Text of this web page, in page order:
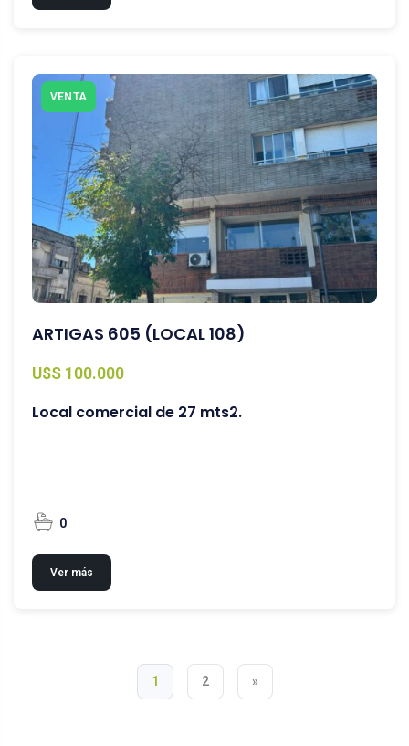
VENTA
ARTIGAS 605 (LOCAL 108)
U$S 100.000
Local comercial de 27 mts2.
0
Ver más
1 2 »